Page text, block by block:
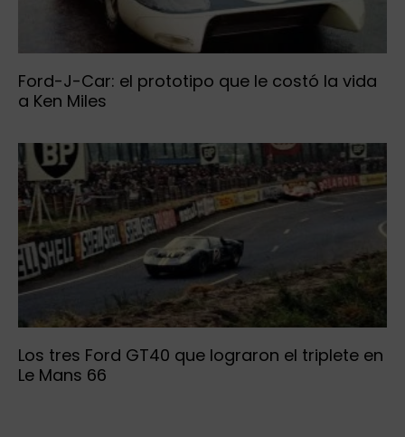
Ford-J-Car: el prototipo que le costó la vida
a Ken Miles
Los tres Ford GT40 que lograron el triplete en
Le Mans 66